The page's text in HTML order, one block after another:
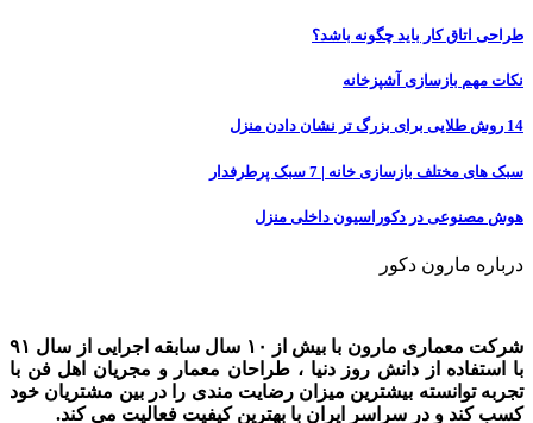
طراحی اتاق کار باید چگونه باشد؟
نکات مهم بازسازی آشپزخانه
14 روش طلایی برای بزرگ تر نشان دادن منزل
سبک های مختلف بازسازی خانه | 7 سبک پرطرفدار
هوش مصنوعی در دکوراسیون داخلی منزل
درباره مارون دکور
شرکت معماری مارون با بیش از ۱۰ سال سابقه اجرایی از سال ۹۱
با استفاده از دانش روز دنیا ، طراحان معمار و مجریان اهل فن با
تجربه توانسته بیشترین میزان رضایت مندی را در بین مشتریان خود
کسب کند و در سراسر ایران با بهترین کیفیت فعالیت می کند.